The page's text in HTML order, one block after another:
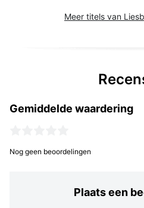
Meer titels van
Gemiddelde waardering
Nog geen beoordelingen
Plaats een